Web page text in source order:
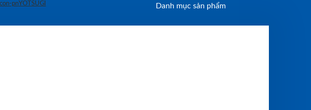
YOTSUGI Danh mục sản phẩm